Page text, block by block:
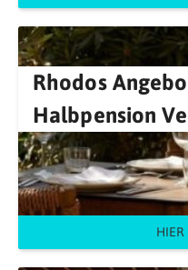
Rhodos
Halbpension
HIER